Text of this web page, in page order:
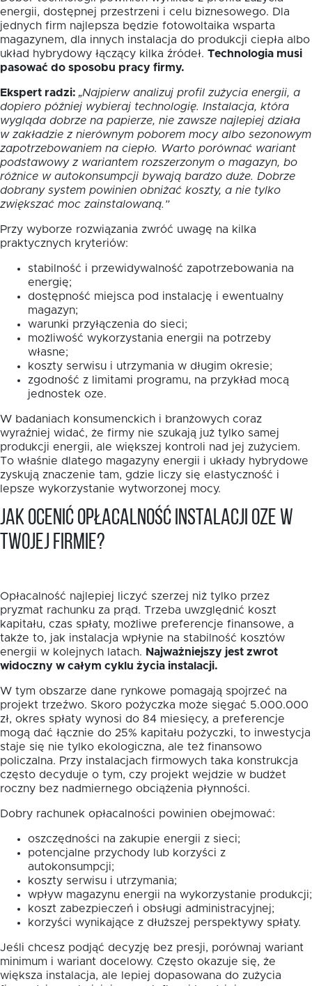
energii, dostępnej przestrzeni i celu biznesowego. Dla
jednych firm najlepsza będzie fotowoltaika wsparta
magazynem, dla innych instalacja do produkcji ciepła albo
układ hybrydowy łączący kilka źródeł. Technologia musi
pasować do sposobu pracy firmy.
Ekspert radzi: „Najpierw analizuj profil zużycia energii, a
dopiero później wybieraj technologię. Instalacja, która
wygląda dobrze na papierze, nie zawsze najlepiej działa
w zakładzie z nierównym poborem mocy albo sezonowym
zapotrzebowaniem na ciepło. Warto porównać wariant
podstawowy z wariantem rozszerzonym o magazyn, bo
różnice w autokonsumpcji bywają bardzo duże. Dobrze
dobrany system powinien obniżać koszty, a nie tylko
zwiększać moc zainstalowaną.”
Przy wyborze rozwiązania zwróć uwagę na kilka
praktycznych kryteriów:
stabilność i przewidywalność zapotrzebowania na
energię;
dostępność miejsca pod instalację i ewentualny
magazyn;
warunki przyłączenia do sieci;
możliwość wykorzystania energii na potrzeby
własne;
koszty serwisu i utrzymania w długim okresie;
zgodność z limitami programu, na przykład mocą
jednostek oze.
W badaniach konsumenckich i branżowych coraz
wyraźniej widać, że firmy nie szukają już tylko samej
produkcji energii, ale większej kontroli nad jej zużyciem.
To właśnie dlatego magazyny energii i układy hybrydowe
zyskują znaczenie tam, gdzie liczy się elastyczność i
lepsze wykorzystanie wytworzonej mocy.
Jak ocenić opłacalność instalacji OZE w
Twojej firmie?
Opłacalność najlepiej liczyć szerzej niż tylko przez
pryzmat rachunku za prąd. Trzeba uwzględnić koszt
kapitału, czas spłaty, możliwe preferencje finansowe, a
także to, jak instalacja wpłynie na stabilność kosztów
energii w kolejnych latach. Najważniejszy jest zwrot
widoczny w całym cyklu życia instalacji.
W tym obszarze dane rynkowe pomagają spojrzeć na
projekt trzeźwo. Skoro pożyczka może sięgać 5.000.000
zł, okres spłaty wynosi do 84 miesięcy, a preferencje
mogą dać łącznie do 25% kapitału pożyczki, to inwestycja
staje się nie tylko ekologiczna, ale też finansowo
policzalna. Przy instalacjach firmowych taka konstrukcja
często decyduje o tym, czy projekt wejdzie w budżet
roczny bez nadmiernego obciążenia płynności.
Dobry rachunek opłacalności powinien obejmować:
oszczędności na zakupie energii z sieci;
potencjalne przychody lub korzyści z
autokonsumpcji;
koszty serwisu i utrzymania;
wpływ magazynu energii na wykorzystanie produkcji;
koszt zabezpieczeń i obsługi administracyjnej;
korzyści wynikające z dłuższej perspektywy spłaty.
Jeśli chcesz podjąć decyzję bez presji, porównaj wariant
minimum i wariant docelowy. Często okazuje się, że
większa instalacja, ale lepiej dopasowana do zużycia